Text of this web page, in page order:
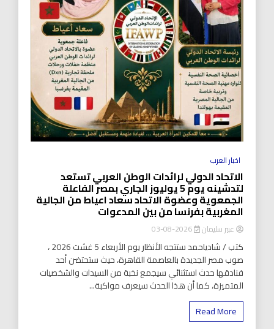
اخبار العرب
الاتحاد الدولي لرائدات الوطن العربي تستعد
لتدشينه يوم 5 يوليوز الجاري بمصر الفاعلة
الجمعوية وعضوة الاتحاد سعاد اعياط من الجالية
المغربية بفرنسا من بين المدعوات
عبير سليمان 2026-08-03
كتب / شادياحمد ستتجه الأنظار يوم الأربعاء 5 غشت 2026 ،
صوب مصر الجديدة بالعاصمة القاهرة، حيث ستحتضن أحد
فنادقها حدث استثنائي سيجمع نخبة من السيدات والشخصيات
المتميزة، كما أن هذا الحدث سيعرف مواكبة...
Read More